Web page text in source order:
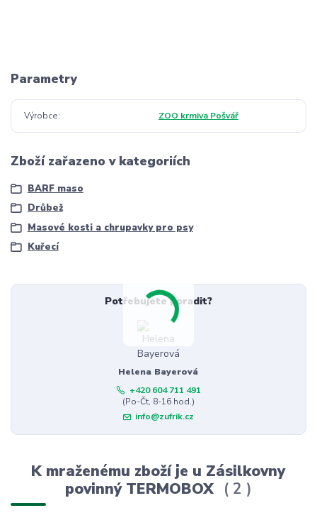
Parametry
Výrobce ZOO krmiva Pošvář
Zboží zařazeno v kategoriích
BARF maso
Drůbež
Masové kosti a chrupavky pro psy
Kuřecí
Potřebujete poradit?
Helena Bayerová
+420 604 711 491
(Po-Čt, 8-16 hod.)
info@zufrik.cz
K mraženému zboží je u Zásilkovny
povinný TERMOBOX
2